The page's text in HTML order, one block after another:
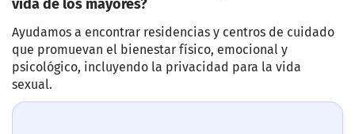
vida de los mayores?
Ayudamos a encontrar residencias y centros de cuidado
que promuevan el bienestar físico, emocional y
psicológico, incluyendo la privacidad para la vida
sexual.